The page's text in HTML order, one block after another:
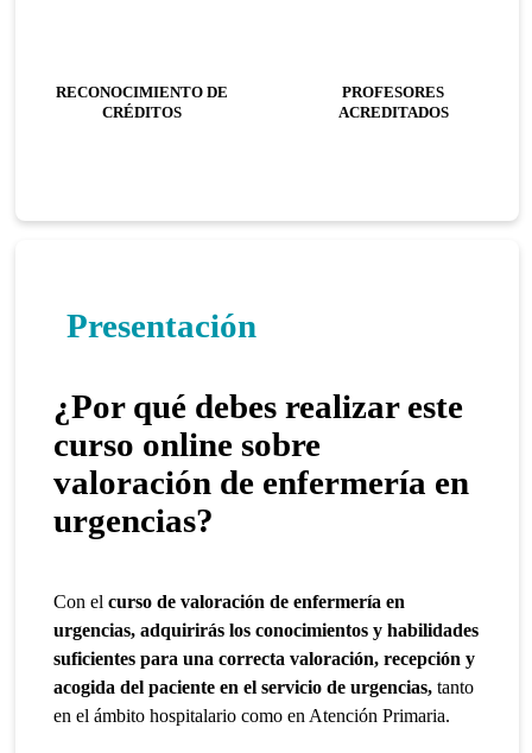
RECONOCIMIENTO DE
CRÉDITOS
PROFESORES
ACREDITADOS
Presentación
¿Por qué debes realizar este
curso online sobre
valoración de enfermería en
urgencias?
Con elcurso de valoración de enfermería en
urgencias, adquirirás los conocimientos y habilidades
suficientes para una correcta valoración, recepción y
acogida del paciente en el servicio de urgencias, tanto
en el ámbito hospitalario como en Atención Primaria.